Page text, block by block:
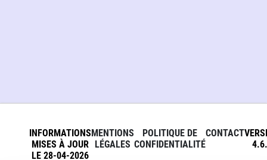
INFORMATIONS
MISES À JOUR
LE 28-04-2026
MENTIONS
LÉGALES
POLITIQUE DE
CONFIDENTIALITÉ
CONTACT